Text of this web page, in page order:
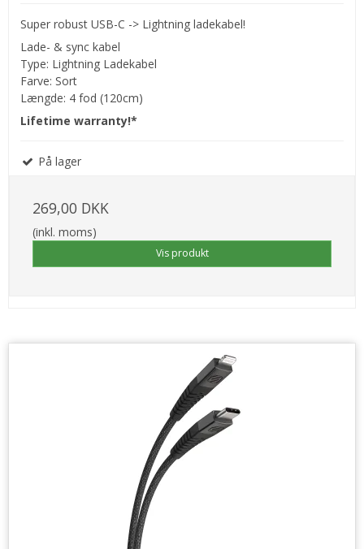
Super robust USB-C -> Lightning ladekabel!
Lade- & sync kabel
Type: Lightning Ladekabel
Farve: Sort
Længde: 4 fod (120cm)
Lifetime warranty!*
På lager
269,00 DKK
(inkl. moms)
Vis produkt